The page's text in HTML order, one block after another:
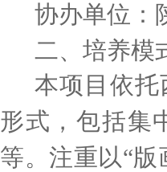
协办单位：
二、培养模
本项目依
形式，包括集
等。注重以“